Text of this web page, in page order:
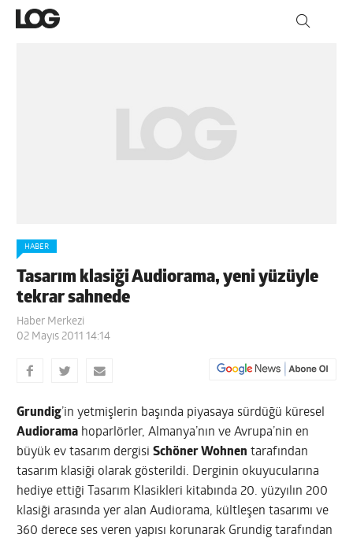
HABER
Tasarım klasiği Audiorama, yeni yüzüyle
tekrar sahnede
Haber Merkezi
02 Mayıs 2011 14:14
Grundig’in yetmişlerin başında piyasaya sürdüğü küresel
Audiorama hoparlörler, Almanya’nın ve Avrupa’nin en
büyük ev tasarım dergisiSchöner Wohnen tarafından
tasarım klasiği olarak gösterildi. Derginin okuyucularına
hediye ettiği Tasarım Klasikleri kitabında 20. yüzyılın 200
klasiği arasında yer alan Audiorama, kültleşen tasarımı ve
360 derece ses veren yapısı korunarak Grundig tarafından